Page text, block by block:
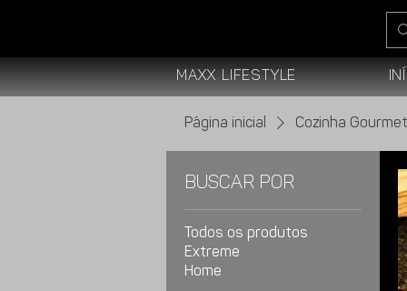
Maxx Lifestyle
Página inicial Cozinha Gourmet
Buscar por
Todos os produtos
Extreme
Home